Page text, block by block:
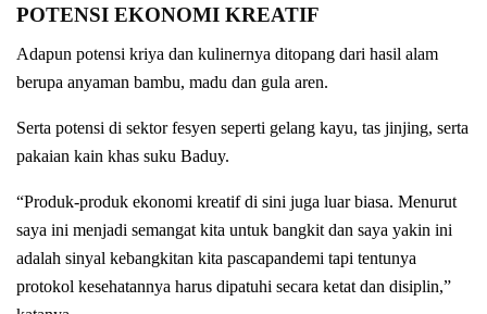
POTENSI EKONOMI KREATIF
Adapun potensi kriya dan kulinernya ditopang dari hasil alam
berupa anyaman bambu, madu dan gula aren.
Serta potensi di sektor fesyen seperti gelang kayu, tas jinjing, serta
pakaian kain khas suku Baduy.
“Produk-produk ekonomi kreatif di sini juga luar biasa. Menurut
saya ini menjadi semangat kita untuk bangkit dan saya yakin ini
adalah sinyal kebangkitan kita pascapandemi tapi tentunya
protokol kesehatannya harus dipatuhi secara ketat dan disiplin,”